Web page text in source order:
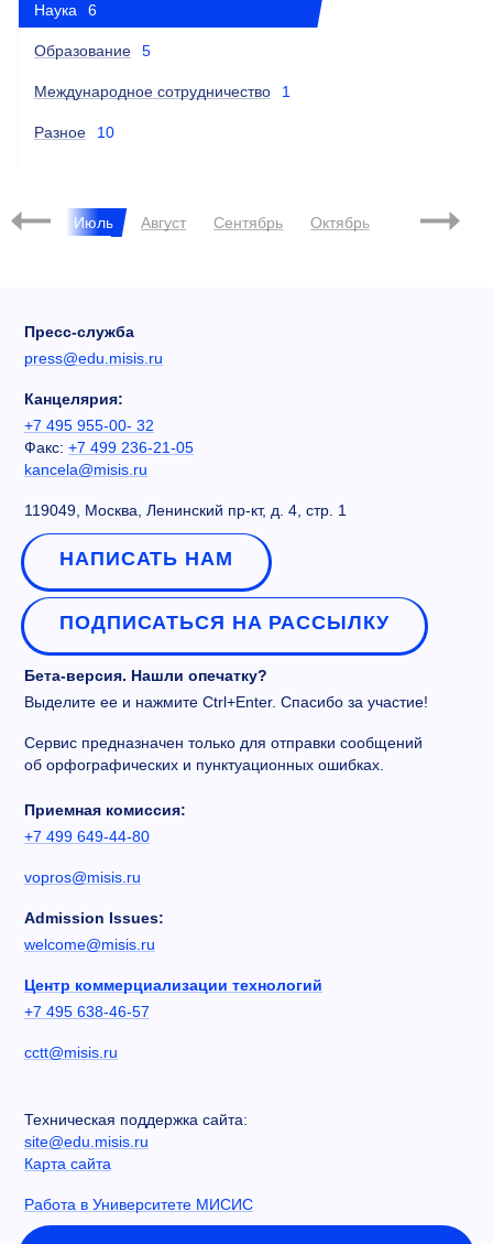
Наука 6
Образование 5
Международное сотрудничество 1
Разное 10
Июнь Июль Август Сентябрь Октябрь Ноябрь
Пресс-служба
press@edu.misis.ru
Канцелярия:
+7 495 955-00- 32
Факс: +7 499 236-21-05
kancela@misis.ru
119049, Москва, Ленинский пр-кт, д. 4, стр. 1
НАПИСАТЬ НАМ
ПОДПИСАТЬСЯ НА РАССЫЛКУ
Бета-версия. Нашли опечатку?
Выделите ее и нажмите Ctrl+Enter. Спасибо за участие!
Сервис предназначен только для отправки сообщений
об орфографических и пунктуационных ошибках.
Приемная комиссия:
+7 499 649-44-80
vopros@misis.ru
Admission Issues:
welcome@misis.ru
Центр коммерциализации технологий
+7 495 638-46-57
cctt@misis.ru
Техническая поддержка сайта:
site@edu.misis.ru
Карта сайта
Работа в Университете МИСИС